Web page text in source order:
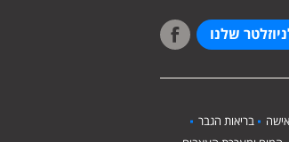
שלנו
בריאות הגבר